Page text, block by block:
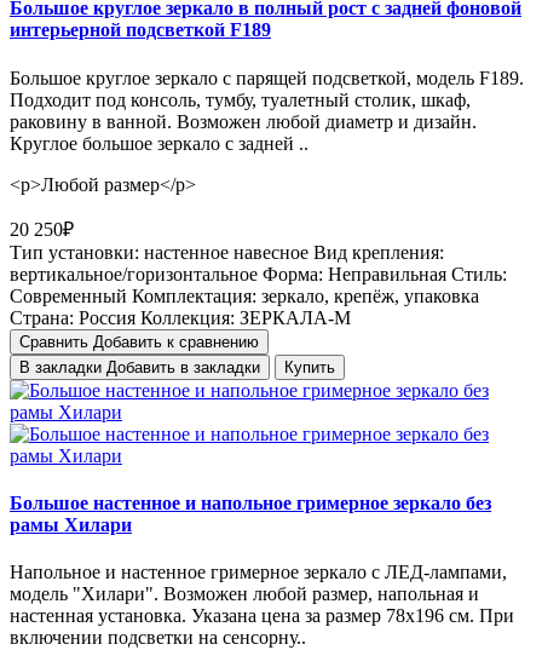
Большое круглое зеркало в полный рост с задней фоновой
интерьерной подсветкой F189
Большое круглое зеркало с парящей подсветкой, модель F189.
Подходит под консоль, тумбу, туалетный столик, шкаф,
раковину в ванной. Возможен любой диаметр и дизайн.
Круглое большое зеркало с задней ..
<p>Любой размер</p>
20 250₽
Тип установки: настенное навесное Вид крепления:
вертикальное/горизонтальное Форма: Неправильная Стиль:
Cовременный Комплектация: зеркало, крепёж, упаковка
Страна: Россия Коллекция: ЗЕРКАЛА-М
Сравнить Добавить к сравнению
В закладки Добавить в закладки Купить
Большое настенное и напольное гримерное зеркало без
рамы Хилари
Напольное и настенное гримерное зеркало с ЛЕД-лампами,
модель "Хилари". Возможен любой размер, напольная и
настенная установка. Указана цена за размер 78х196 см. При
включении подсветки на сенсорну..